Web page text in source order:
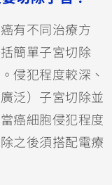
有不同治療方
簡單子宮切除
侵犯程度較深、
泛）子宮切除並
癌細胞侵犯程度
之後須搭配電療